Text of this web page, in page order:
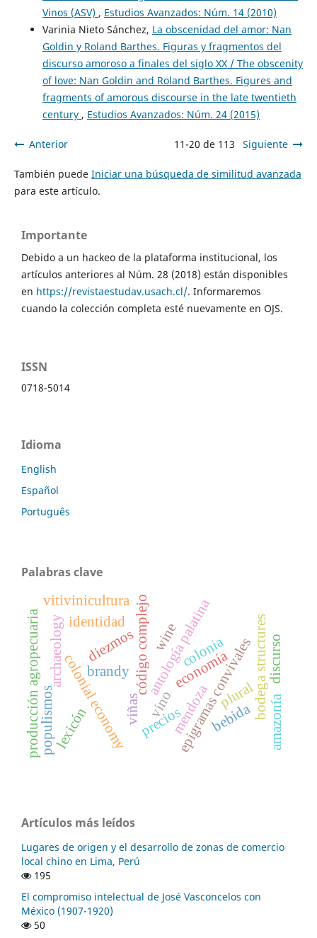
Vinos (ASV) , Estudios Avanzados: Núm. 14 (2010)
Varinia Nieto Sánchez, La obscenidad del amor: Nan
Goldin y Roland Barthes. Figuras y fragmentos del
discurso amoroso a finales del siglo XX / The obscenity
of love: Nan Goldin and Roland Barthes. Figures and
fragments of amorous discourse in the late twentieth
century , Estudios Avanzados: Núm. 24 (2015)
Anterior 11-20 de 113 Siguiente
También puede Iniciar una búsqueda de similitud avanzada
para este artículo.
Importante
Debido a un hackeo de la plataforma institucional, los
artículos anteriores al Núm. 28 (2018) están disponibles
en https://revistaestudav.usach.cl/. Informaremos
cuando la colección completa esté nuevamente en OJS.
ISSN
0718-5014
Idioma
English
Español
Português
Palabras clave
epigramas convivales
antología palatina
vino
código complejo plural
wine
brandy bodega structures
colonial economy
archaeology colonia
precios
economía
vitivinicultura
diezmos
producción agropecuaria mendoza
viñas
discurso
lexicón bebida
identidad
populismos amazonía
Artículos más leídos
Lugares de origen y el desarrollo de zonas de comercio
local chino en Lima, Perú
195
El compromiso intelectual de José Vasconcelos con
México (1907-1920)
50